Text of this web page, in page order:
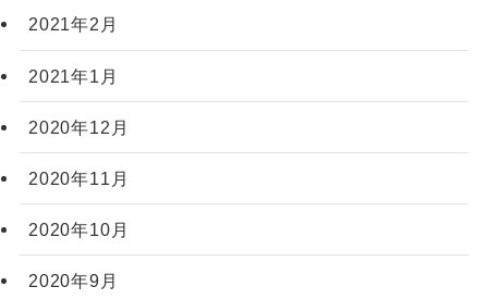
2021年2月
2021年1月
2020年12月
2020年11月
2020年10月
2020年9月